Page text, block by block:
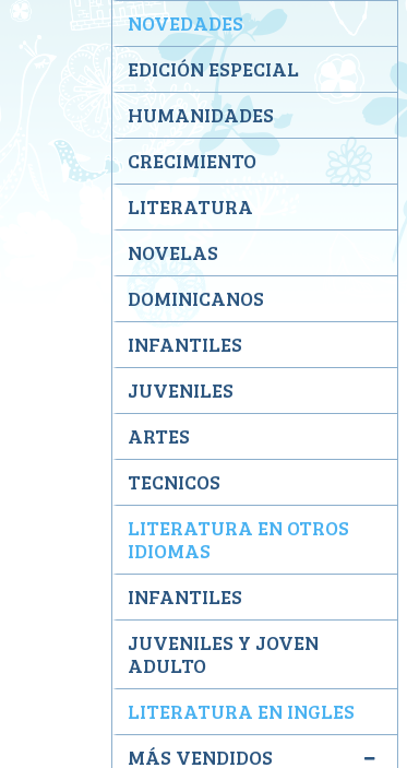
NOVEDADES
EDICIÓN ESPECIAL
HUMANIDADES
CRECIMIENTO
LITERATURA
NOVELAS
DOMINICANOS
INFANTILES
JUVENILES
ARTES
TECNICOS
LITERATURA EN OTROS
IDIOMAS
INFANTILES
JUVENILES Y JOVEN
ADULTO
LITERATURA EN INGLES
MÁS VENDIDOS